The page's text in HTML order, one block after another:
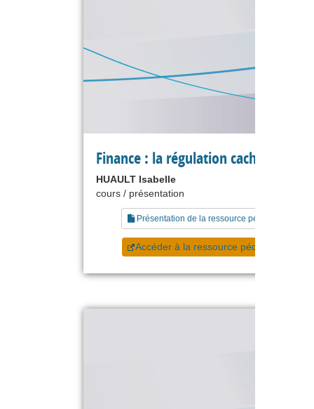
Finance : la régulation cachée
HUAULT Isabelle
cours / présentation
Présentation de la ressource pédagogique
Accéder à la ressource pédagogique